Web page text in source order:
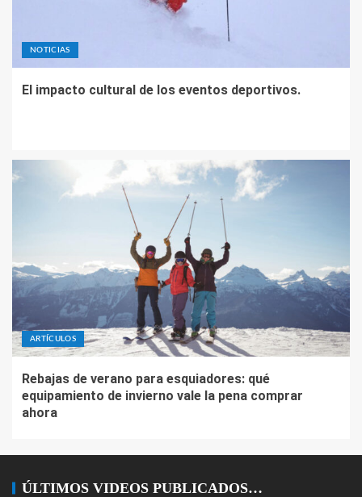
NOTICIAS
El impacto cultural de los eventos deportivos.
ARTÍCULOS
Rebajas de verano para esquiadores: qué
equipamiento de invierno vale la pena comprar
ahora
ÚLTIMOS VIDEOS PUBLICADOS…